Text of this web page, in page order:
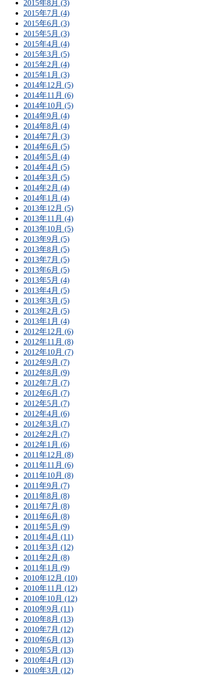
2015年8月 (3)
2015年7月 (4)
2015年6月 (3)
2015年5月 (3)
2015年4月 (4)
2015年3月 (5)
2015年2月 (4)
2015年1月 (3)
2014年12月 (5)
2014年11月 (6)
2014年10月 (5)
2014年9月 (4)
2014年8月 (4)
2014年7月 (3)
2014年6月 (5)
2014年5月 (4)
2014年4月 (5)
2014年3月 (5)
2014年2月 (4)
2014年1月 (4)
2013年12月 (5)
2013年11月 (4)
2013年10月 (5)
2013年9月 (5)
2013年8月 (5)
2013年7月 (5)
2013年6月 (5)
2013年5月 (4)
2013年4月 (5)
2013年3月 (5)
2013年2月 (5)
2013年1月 (4)
2012年12月 (6)
2012年11月 (8)
2012年10月 (7)
2012年9月 (7)
2012年8月 (9)
2012年7月 (7)
2012年6月 (7)
2012年5月 (7)
2012年4月 (6)
2012年3月 (7)
2012年2月 (7)
2012年1月 (6)
2011年12月 (8)
2011年11月 (6)
2011年10月 (8)
2011年9月 (7)
2011年8月 (8)
2011年7月 (8)
2011年6月 (8)
2011年5月 (9)
2011年4月 (11)
2011年3月 (12)
2011年2月 (8)
2011年1月 (9)
2010年12月 (10)
2010年11月 (12)
2010年10月 (12)
2010年9月 (11)
2010年8月 (13)
2010年7月 (12)
2010年6月 (13)
2010年5月 (13)
2010年4月 (13)
2010年3月 (12)